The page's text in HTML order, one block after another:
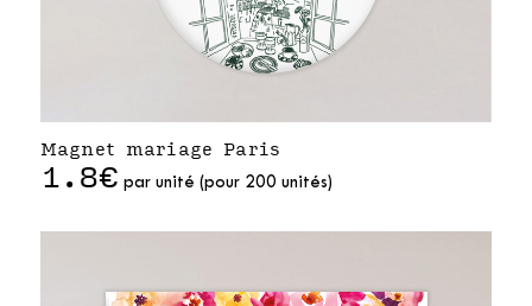
Magnet mariage Paris
1.8€ par unité (pour 200 unités)